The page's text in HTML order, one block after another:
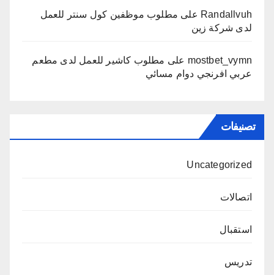
Randallvuh على مطلوب موظفين كول سنتر للعمل
لدى شركة زين
mostbet_vymn على مطلوب كاشير للعمل لدى مطعم
عربي افرنجي دوام مسائي
تصنيفات
Uncategorized
اتصالات
استقبال
تدريس